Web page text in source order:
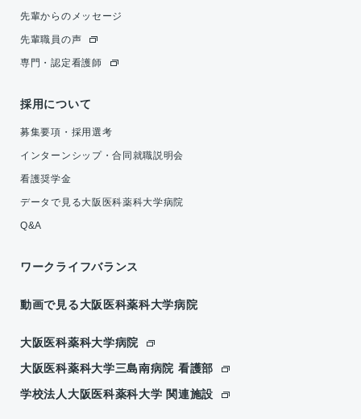
先輩からのメッセージ
先輩職員の声
専門・認定看護師
採用について
募集要項・採用選考
インターンシップ・合同就職説明会
看護奨学金
データで見る大阪医科薬科大学病院
Q&A
ワークライフバランス
動画で見る大阪医科薬科大学病院
大阪医科薬科大学病院
大阪医科薬科大学三島南病院 看護部
学校法人大阪医科薬科大学 関連施設